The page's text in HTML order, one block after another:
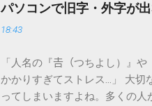
パソコンで旧字・外字が
18:43
「人名の『𠮷（つちよし）』
かかりすぎてストレス…」 大切
ってしまいますよね。多くの